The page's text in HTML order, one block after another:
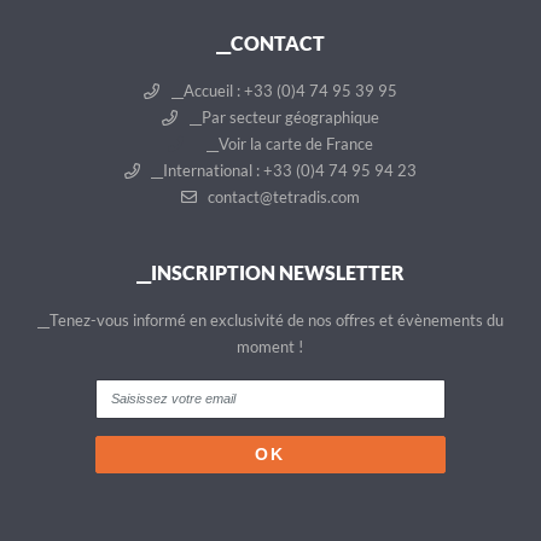
__CONTACT
__Accueil : +33 (0)4 74 95 39 95
__Par secteur géographique
__Voir la carte de France
__International : +33 (0)4 74 95 94 23
contact@tetradis.com
__INSCRIPTION NEWSLETTER
__Tenez-vous informé en exclusivité de nos offres et évènements du
moment !